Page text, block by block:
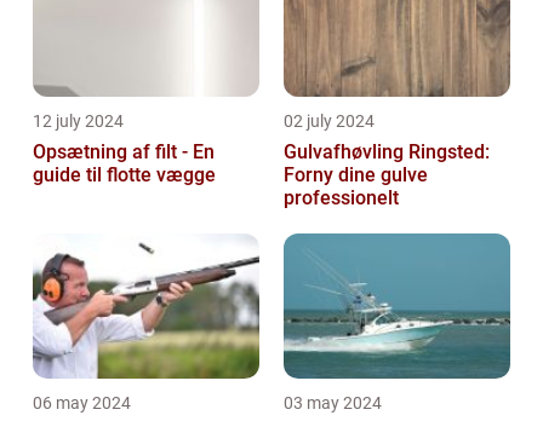
12 july 2024
Opsætning af filt - En
guide til flotte vægge
02 july 2024
Gulvafhøvling Ringsted:
Forny dine gulve
professionelt
06 may 2024 03 may 2024